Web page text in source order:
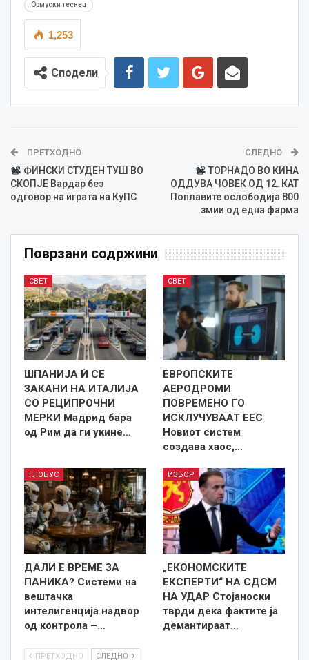
Ормуски теснец
1,253
Сподели
ПРЕТХОДНО
ФИНСКИ СТУДЕН ТУШ ВО
СКОПЈЕ Вардар без
одговор на играта на КуПС
СЛЕДНО
ТОРНАДО ВО КИНА
ОДДУВА ЧОВЕК ОД 12. КАТ
Поплавите ослободија 800
змии од една фарма
Поврзани содржини
СВЕТ
ШПАНИЈА Ѝ СЕ
ЗАКАНИ НА ИТАЛИЈА
СО РЕЦИПРОЧНИ
МЕРКИ Мадрид бара
од Рим да ги укине…
СВЕТ
ЕВРОПСКИТЕ
АЕРОДРОМИ
ПОВРЕМЕНО ГО
ИСКЛУЧУВААТ ЕЕС
Новиот систем
создава хаос,…
ГЛОБУС
ДАЛИ Е ВРЕМЕ ЗА
ПАНИКА? Системи на
вештачка
интелигенција надвор
од контрола –…
ИЗБОР
„ЕКОНОМСКИТЕ
ЕКСПЕРТИ“ НА СДСМ
НА УДАР Стојаноски
тврди дека фактите ја
демантираат…
ПРЕТХОДНО СЛЕДНО